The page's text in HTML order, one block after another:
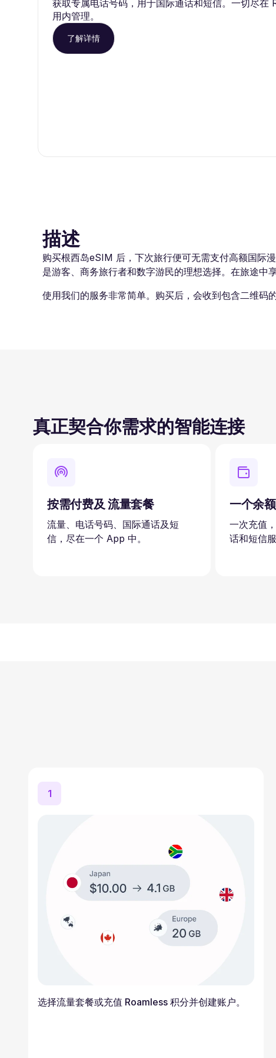
获取专属电话号码，用于国际通话和短信。一切尽在
用内管理。
了解详情
描述
购买根西岛eSIM 后，下次旅行便可无需支付高额国际
是游客、商务旅行者和数字游民的理想选择。在旅途中
使用我们的服务非常简单。购买后，会收到包含二维码
真正契合你需求的智能连接
按需付费及 流量套餐
流量、电话号码、国际通话及短
信，尽在一个 App 中。
一个余
一次充值
话和短信
1
选择流量套餐或充值 Roamless 积分并创建账户。